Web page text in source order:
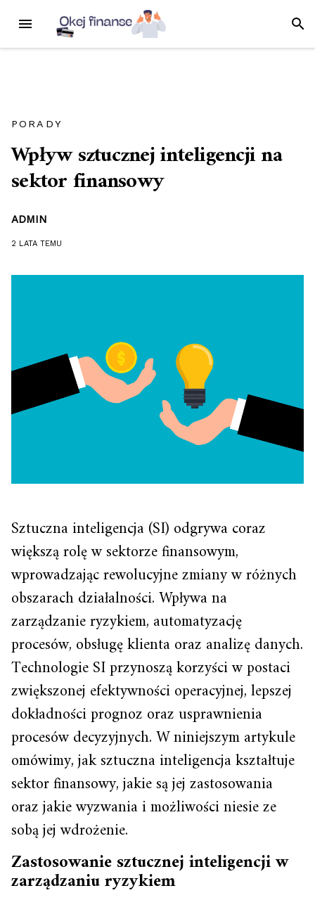
treści
MENU
PORADY
Wpływ sztucznej inteligencji na
sektor finansowy
ADMIN
2 LATA TEMU
Sztuczna inteligencja (SI) odgrywa coraz
większą rolę w sektorze finansowym,
wprowadzając rewolucyjne zmiany w różnych
obszarach działalności. Wpływa na
zarządzanie ryzykiem, automatyzację
procesów, obsługę klienta oraz analizę danych.
Technologie SI przynoszą korzyści w postaci
zwiększonej efektywności operacyjnej, lepszej
dokładności prognoz oraz usprawnienia
procesów decyzyjnych. W niniejszym artykule
omówimy, jak sztuczna inteligencja kształtuje
sektor finansowy, jakie są jej zastosowania
oraz jakie wyzwania i możliwości niesie ze
sobą jej wdrożenie.
Zastosowanie sztucznej inteligencji w
zarządzaniu ryzykiem